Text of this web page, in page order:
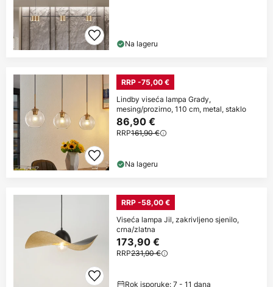
Na lageru
RRP -75,00 €
Lindby viseća lampa Grady,
mesing/prozirno, 110 cm, metal, staklo
86,90 €
RRP161,90 €
Na lageru
RRP -58,00 €
Viseća lampa Jil, zakrivljeno sjenilo,
crna/zlatna
173,90 €
RRP231,90 €
Rok isporuke: 7 - 11 dana